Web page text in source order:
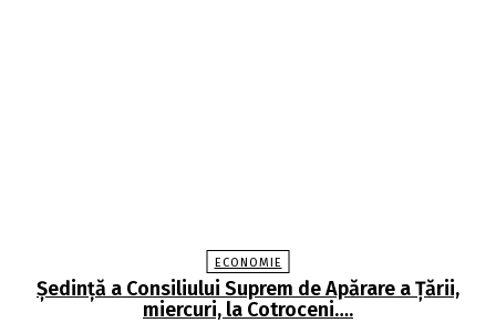
ECONOMIE
Şedinţă a Consiliului Suprem de Apărare a Ţării,
miercuri, la Cotroceni….